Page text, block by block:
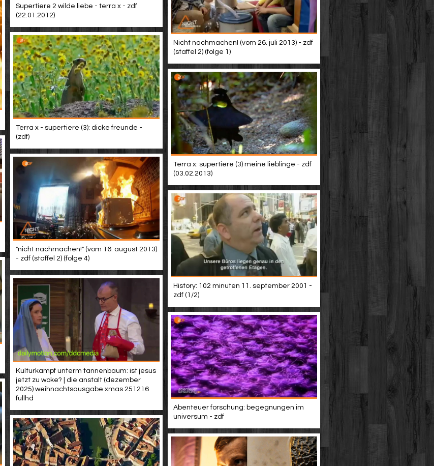
Supertiere 2 wilde liebe - terra x - zdf
(22.01.2012)
Nicht nachmachen! (vom 26. juli 2013) - zdf
(staffel 2) (folge 1)
Terra x - supertiere (3): dicke freunde -
(zdf)
Terra x: supertiere (3) meine lieblinge - zdf
(03.02.2013)
"nicht nachmachen!" (vom 16. august 2013)
- zdf (staffel 2) (folge 4)
History: 102 minuten 11. september 2001 -
zdf (1/2)
Kulturkampf unterm tannenbaum: ist jesus
jetzt zu woke? | die anstalt (dezember
2025) weihnachtsausgabe xmas 251216
fullhd
Abenteuer forschung: begegnungen im
universum - zdf